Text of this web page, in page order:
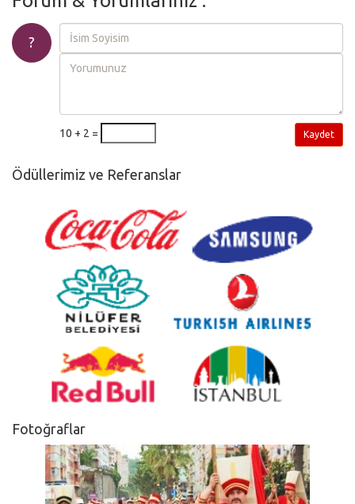
?
10 + 2 = Kaydet
Ödüllerimiz ve Referanslar
Fotoğraflar